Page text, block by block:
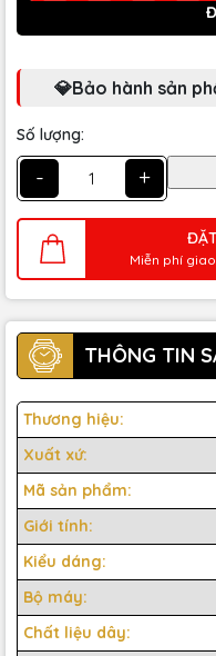
💎Bảo hành sản
Số lượng:
- +
Miễn phí
THÔNG TIN
Thương hiệu:
Xuất xứ:
Mã sản phẩm:
Giới tính:
Kiểu dáng:
Bộ máy:
Chất liệu dây: